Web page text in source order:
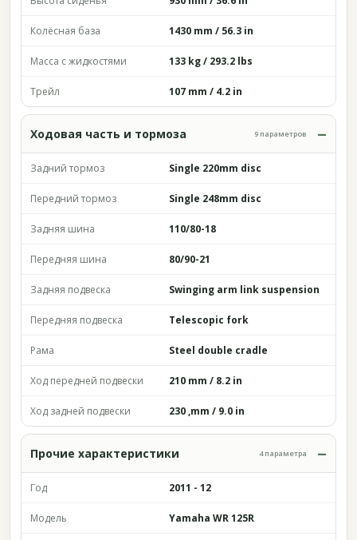
Колёсная база 1430 mm / 56.3 in
Масса с жидкостями 133 kg / 293.2 lbs
Трейл 107 mm / 4.2 in
Ходовая часть и тормоза 9 параметров
Задний тормоз Single 220mm disc
Передний тормоз Single 248mm disc
Задняя шина 110/80-18
Передняя шина 80/90-21
Задняя подвеска Swinging arm link suspension
Передняя подвеска Telescopic fork
Рама Steel double cradle
Ход передней подвески 210 mm / 8.2 in
Ход задней подвески 230 ,mm / 9.0 in
Прочие характеристики 4 параметра
Год 2011 - 12
Модель Yamaha WR 125R